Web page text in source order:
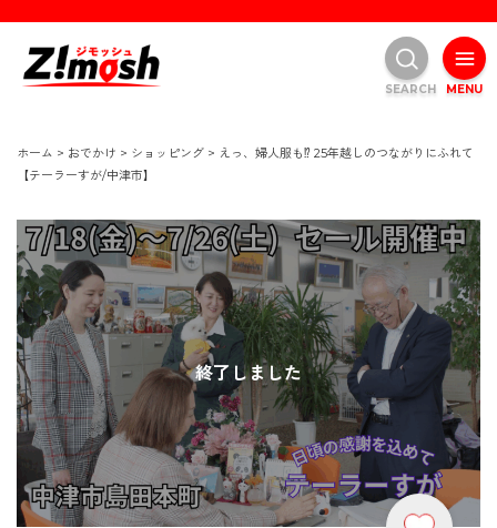
ホーム > おでかけ > ショッピング > えっ、婦人服も⁉ 25年越しのつながりにふれて
【テーラーすが/中津市】
終了しました
MENU
SEARCH